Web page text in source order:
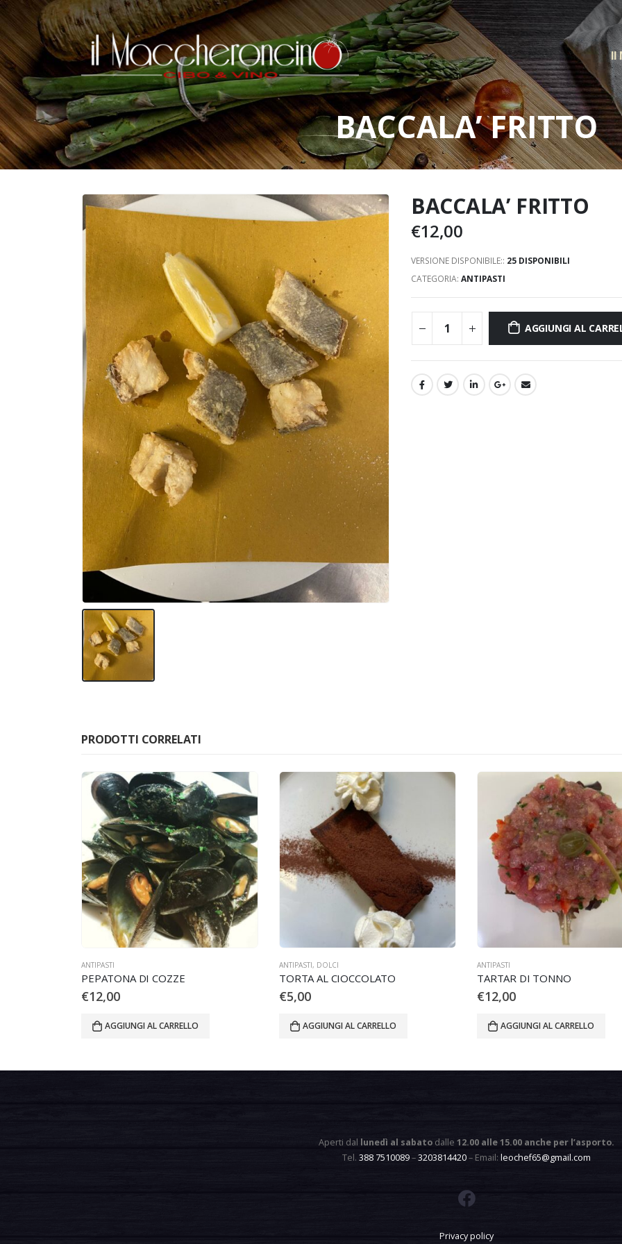
Il
BACCALA’ FRITTO
BACCALA’ FRITTO
€12,00
VERSIONE DISPONIBILE:: 25 DISPONIBILI
CATEGORIA: ANTIPASTI
AGGIUNGI AL
PRODOTTI CORRELATI
ANTIPASTI
PEPATONA DI COZZE
€12,00
AGGIUNGI AL CARRELLO
ANTIPASTI, DOLCI
TORTA AL CIOCCOLATO
€5,00
AGGIUNGI AL CARRELLO
ANTIPASTI
TARTAR DI TONNO
€12,00
AGGIUNGI AL CARRELLO
Aperti dal lunedì al sabato dalle 12.00 alle 15.00 anche per l’asporto.
Tel. 388 7510089–3203814420– Email: leochef65@gmail.com
Privacy policy